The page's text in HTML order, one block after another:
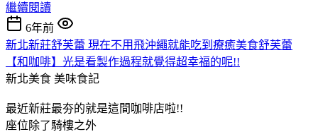
繼續閱讀
6年前
新北新莊舒芙蕾 現在不用飛沖繩就能吃到療癒美食舒芙蕾
【和咖啡】光是看製作過程就覺得超幸福的呢!!
新北美食 美味食記
最近新莊最夯的就是這間咖啡店啦!!
座位除了騎樓之外